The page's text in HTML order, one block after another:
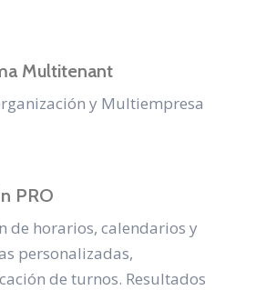
Multitenant
y Multiempresa
PRO
de horarios, calendarios y
personalizadas,
de turnos. Resultados